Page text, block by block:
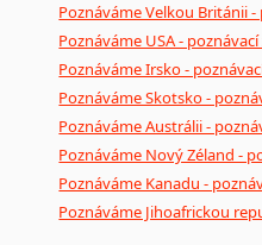
Poznáváme Velkou Británii
Poznáváme USA -
Poznáváme Irsko -
Poznáváme Skotsko -
Poznáváme Austrálii -
Poznáváme Nový Zéland -
Poznáváme Kanadu -
Poznáváme Jihoafrickou